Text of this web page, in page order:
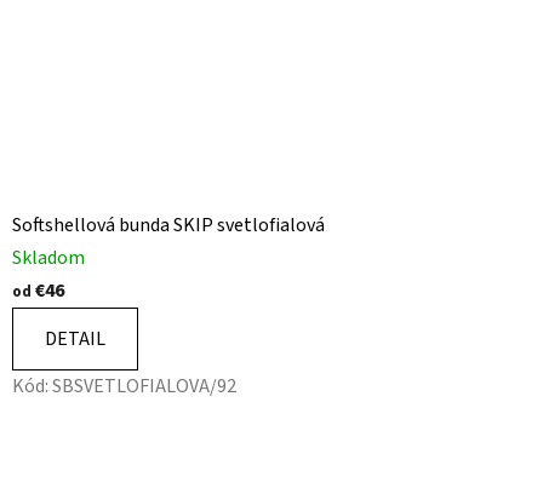
Softshellová bunda SKIP svetlofialová
Skladom
od €46
DETAIL
Kód:SBSVETLOFIALOVA/92